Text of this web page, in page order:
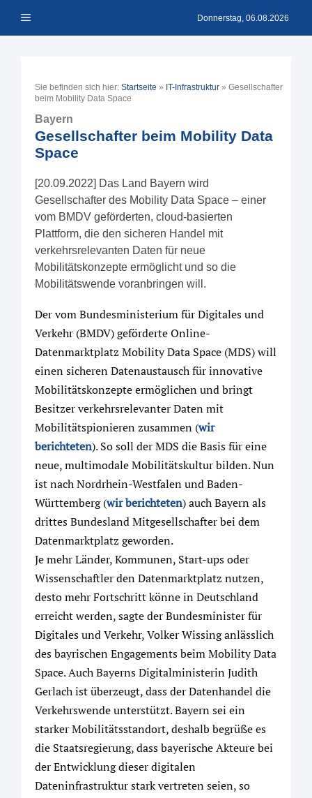
Inhalt Menü Donnerstag, 06.08.2026
Sie befinden sich hier: Startseite » IT-Infrastruktur » Gesellschafter
beim Mobility Data Space
Bayern
Gesellschafter beim Mobility Data
Space
[20.09.2022] Das Land Bayern wird
Gesellschafter des Mobility Data Space – einer
vom BMDV geförderten, cloud-basierten
Plattform, die den sicheren Handel mit
verkehrsrelevanten Daten für neue
Mobilitätskonzepte ermöglicht und so die
Mobilitätswende voranbringen will.
Der vom Bundesministerium für Digitales und
Verkehr (BMDV) geförderte Online-
Datenmarktplatz Mobility Data Space (MDS) will
einen sicheren Datenaustausch für innovative
Mobilitätskonzepte ermöglichen und bringt
Besitzer verkehrsrelevanter Daten mit
Mobilitätspionieren zusammen (wir
berichteten). So soll der MDS die Basis für eine
neue, multimodale Mobilitätskultur bilden. Nun
ist nach Nordrhein-Westfalen und Baden-
Württemberg (wir berichteten) auch Bayern als
drittes Bundesland Mitgesellschafter bei dem
Datenmarktplatz geworden.
Je mehr Länder, Kommunen, Start-ups oder
Wissenschaftler den Datenmarktplatz nutzen,
desto mehr Fortschritt könne in Deutschland
erreicht werden, sagte der Bundesminister für
Digitales und Verkehr, Volker Wissing anlässlich
des bayrischen Engagements beim Mobility Data
Space. Auch Bayerns Digitalministerin Judith
Gerlach ist überzeugt, dass der Datenhandel die
Verkehrswende unterstützt. Bayern sei ein
starker Mobilitätsstandort, deshalb begrüße es
die Staatsregierung, dass bayerische Akteure bei
der Entwicklung dieser digitalen
Dateninfrastruktur stark vertreten seien, so